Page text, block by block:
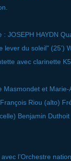
: JOSEPH HAYDN
lever du soleil" (25’)
avec clarinette
Masmondet et Marie-
Riou (alto)
Benjamin Duthoit
l’Orchestre